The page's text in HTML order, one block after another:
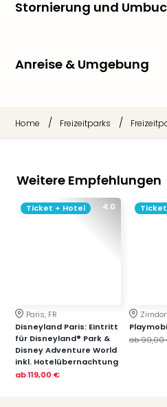
Stornierung und
Anreise & Umgebung
Home / Freizeitparks /
Weitere Empfehlungen
4.0
Ticket + Hotel
Paris, FR
Disneyland Paris: Eintritt
für Disneyland® Park &
Disney Adventure World
inkl. Hotelübernachtung
ab119,00 €
ab99,00